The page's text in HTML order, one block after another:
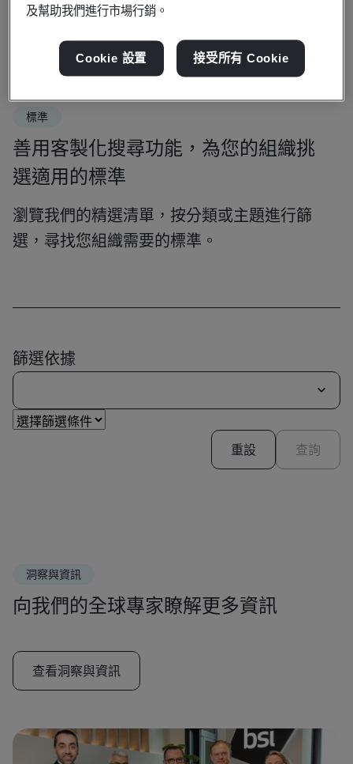
找到您需要的標準後，便可以開啟實施標準的旅程，體驗標
準化帶來的效益。
標準
善用客製化搜尋功能，為您的組織挑
選適用的標準
瀏覽我們的精選清單，按分類或主題進行篩
選，尋找您組織需要的標準。
篩選依據
重設 查詢
洞察與資訊
向我們的全球專家瞭解更多資訊
查看洞察與資訊
及幫助我們進行市場行銷。
Cookie 設置 接受所有 Cookie